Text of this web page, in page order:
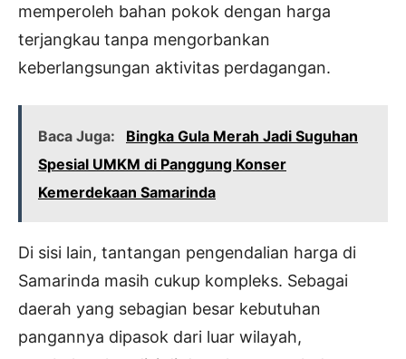
memperoleh bahan pokok dengan harga
terjangkau tanpa mengorbankan
keberlangsungan aktivitas perdagangan.
Baca Juga:
Bingka Gula Merah Jadi Suguhan
Spesial UMKM di Panggung Konser
Kemerdekaan Samarinda
Di sisi lain, tantangan pengendalian harga di
Samarinda masih cukup kompleks. Sebagai
daerah yang sebagian besar kebutuhan
pangannya dipasok dari luar wilayah,